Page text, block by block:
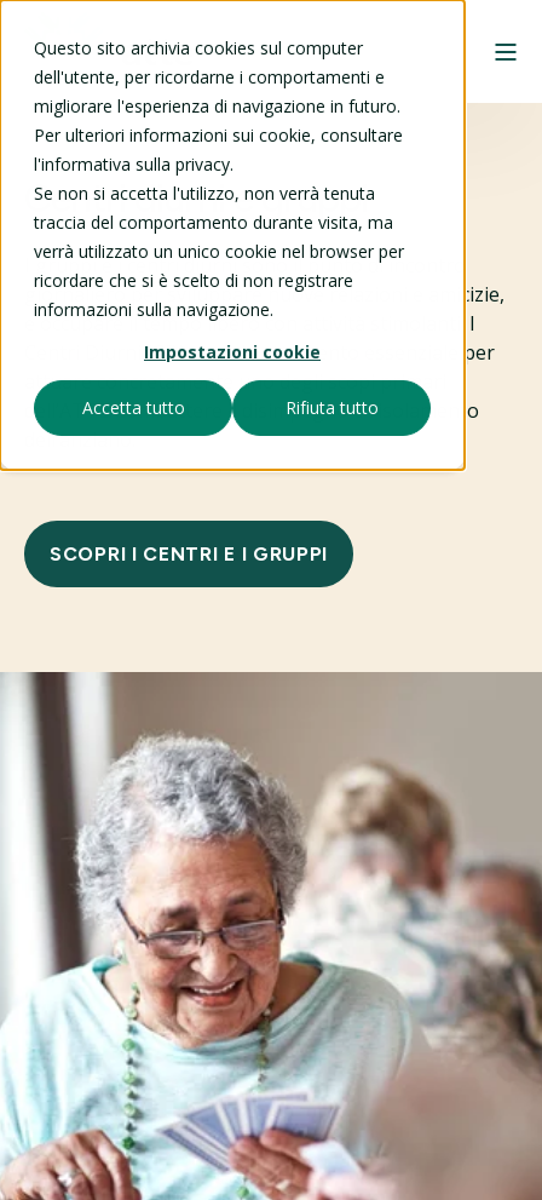
Questo sito archivia cookies sul computer
dell'utente, per ricordarne i comportamenti e
migliorare l'esperienza di navigazione in futuro.
Per ulteriori informazioni sui cookie, consultare
l'informativa sulla privacy.
Se non si accetta l'utilizzo, non verrà tenuta
traccia del comportamento durante visita, ma
verrà utilizzato un unico cookie nel browser per
ricordare che si è scelto di non registrare
informazioni sulla navigazione.
Impostazioni cookie
Accetta tutto Rifiuta tutto
Centri diurni e gruppi
I gruppi e i centri diurni sono il punto di incontro
giornaliero per sviluppare nuove relazioni e amicizie,
e occupare il tempo libero con attività stimolanti. I
Centri Diurni (CD) sono lo strumento essenziale per
attuare concretamente uno degli scopi primari
dell’ATTE: combattere il disimpegno e l’isolamento
dell’anziano.
SCOPRI I CENTRI E I GRUPPI